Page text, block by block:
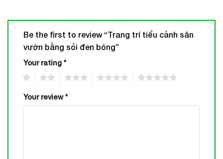
Be the first to review “Trang trí tiểu cảnh sân
vườn bằng sỏi đen bóng”
Your rating *
Your review*